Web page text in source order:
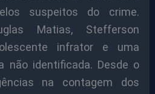
suspeitos do crime.
Matias, Stefferson
infrator e uma
não identificada. Desde o
na contagem dos